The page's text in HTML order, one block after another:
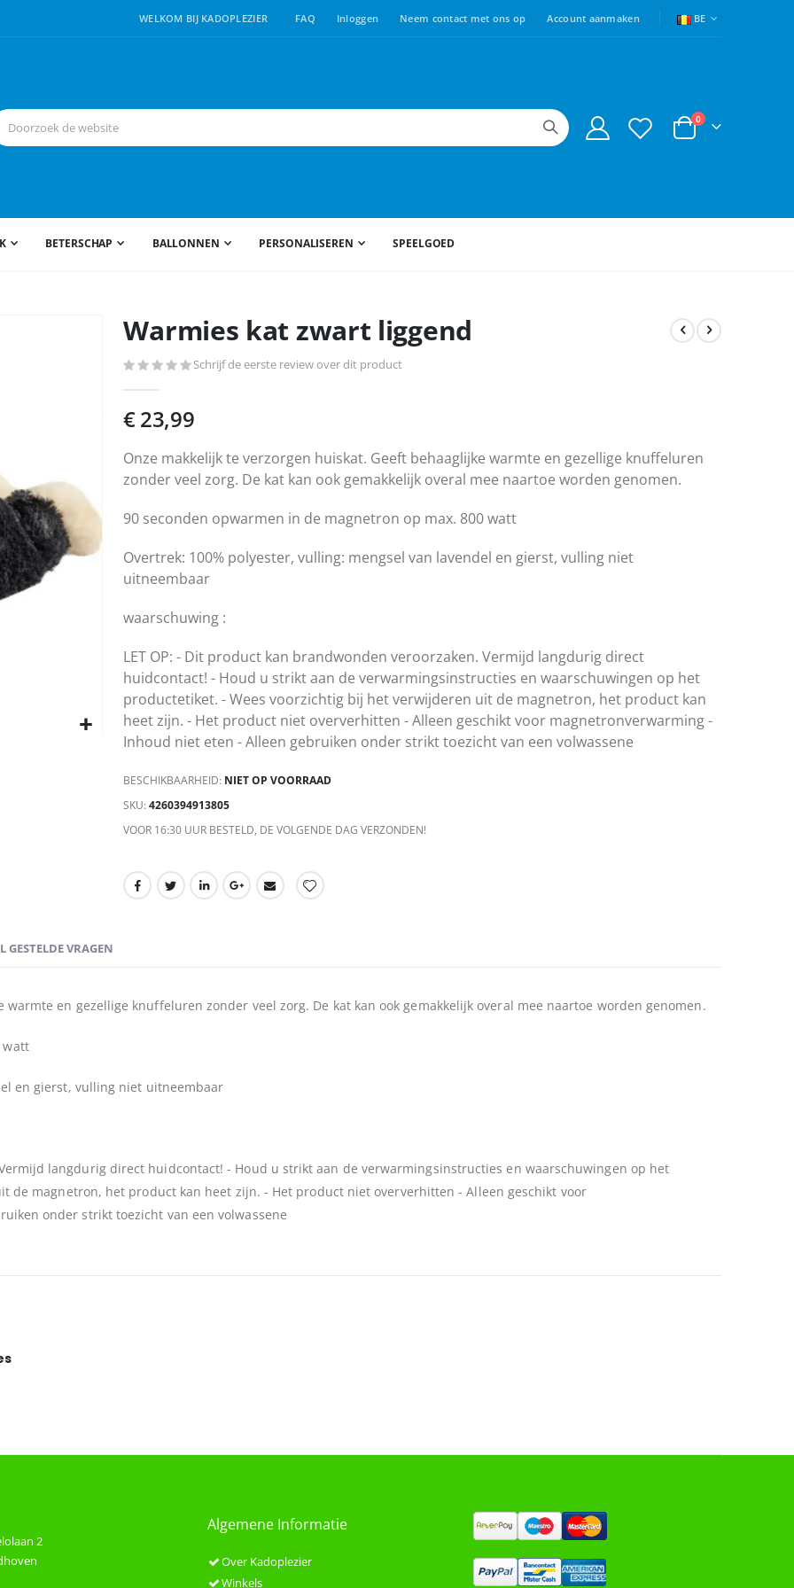
WELKOM BIJ KADOPLEZIER FAQ Inloggen Neem contact met ons op Account aanmaken TAAL BE
Cart
0producten
BETERSCHAP BALLONNEN PERSONALISEREN SPEELGOED
Warmies kat zwart liggend
Schrijf de eerste review over dit product
€ 23,99
Onze makkelijk te verzorgen huiskat. Geeft behaaglijke warmte en gezellige knuffeluren
zonder veel zorg. De kat kan ook gemakkelijk overal mee naartoe worden genomen.
90 seconden opwarmen in de magnetron op max. 800 watt
Overtrek: 100% polyester, vulling: mengsel van lavendel en gierst, vulling niet
uitneembaar
waarschuwing :
LET OP: - Dit product kan brandwonden veroorzaken. Vermijd langdurig direct
huidcontact! - Houd u strikt aan de verwarmingsinstructies en waarschuwingen op het
productetiket. - Wees voorzichtig bij het verwijderen uit de magnetron, het product kan
heet zijn. - Het product niet oververhitten - Alleen geschikt voor magnetronverwarming -
Inhoud niet eten - Alleen gebruiken onder strikt toezicht van een volwassene
BESCHIKBAARHEID: NIET OP VOORRAAD
SKU 4260394913805
VOOR 16:30 UUR BESTELD, DE VOLGENDE DAG VERZONDEN!
en gezellige knuffeluren zonder veel zorg. De kat kan ook gemakkelijk overal mee naartoe worden genomen.
watt
en gierst, vulling niet uitneembaar
langdurig direct huidcontact! - Houd u strikt aan de verwarmingsinstructies en waarschuwingen op het
de magnetron, het product kan heet zijn. - Het product niet oververhitten - Alleen geschikt voor
onder strikt toezicht van een volwassene
GESTELDE VRAGEN
2
Algemene Informatie
Over Kadoplezier
Winkels